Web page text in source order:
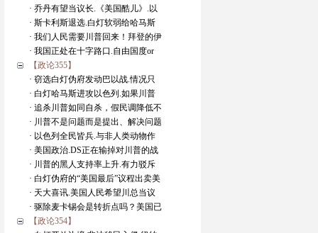
· 乔丹有望当议长.《美国酷儿》.以
· 斯卡利斯退选.白灯软弱给哈马斯
· 我们人民需要川普回来！拜登的伊
· 我国正处在十字路口.自由国度or
【政论355】
· 窃选白灯伪府发动巴以战.情况只
· 白灯哈马斯进攻以色列.如果川普
· 追杀川普如同自杀，假民调降低不
· 川普不是问题而是提出、解决问题
· 以色列全民皆兵.与非人类动物作
· 美国政治.DS正在输掉对川普的战
· 川普的黑人支持率上升.有力驳斥
· 白灯伪府的“美国最后”议程出卖美
· 天大喜讯.美国人民希望川总当议
· 驱除麦卡锡会是转折点吗？美国已
【政论354】